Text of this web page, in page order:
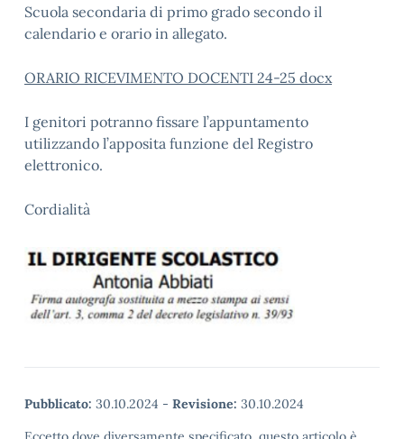
Scuola secondaria di primo grado secondo il
calendario e orario in allegato.
ORARIO RICEVIMENTO DOCENTI 24-25 docx
I genitori potranno fissare l’appuntamento
utilizzando l’apposita funzione del Registro
elettronico.
Cordialità
Pubblicato: 30.10.2024 - Revisione: 30.10.2024